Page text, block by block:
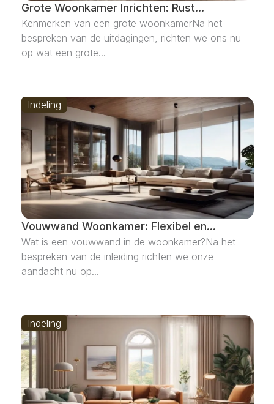
Grote Woonkamer Inrichten: Rust...
Kenmerken van een grote woonkamerNa het
bespreken van de uitdagingen, richten we ons nu
op wat een grote...
Indeling
Vouwwand Woonkamer: Flexibel en...
Wat is een vouwwand in de woonkamer?Na het
bespreken van de inleiding richten we onze
aandacht nu op...
Indeling